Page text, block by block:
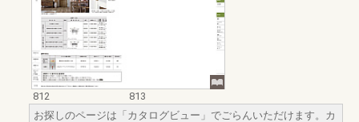
812
813
お探しのページは「カタログビュー」でごらんいただけます。カ